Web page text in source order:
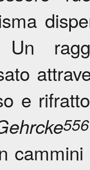
Un
e
556